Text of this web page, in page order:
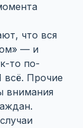
что вся
— и
то по-
всё. Прочие
внимания